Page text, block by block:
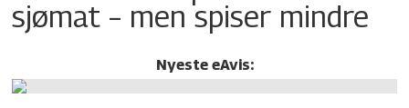
sjømat – men spiser mindre
Nyeste eAvis: